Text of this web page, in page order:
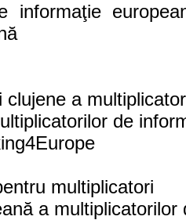
informaţie
clujene a
de
multiplicatori
a